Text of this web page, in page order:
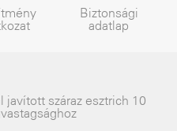
Biztonsági
adatlap
javított száraz esztrich 10